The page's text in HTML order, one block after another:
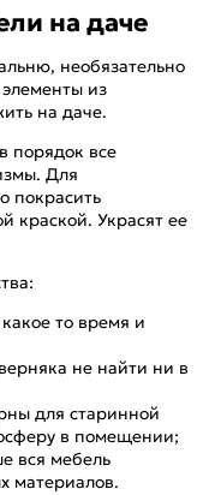
на даче
необязательно
из
на даче.
порядок все
Для
покрасить
краской. Украсят ее
то время и
не найти ни в
для старинной
в помещении;
вся мебель
материалов.